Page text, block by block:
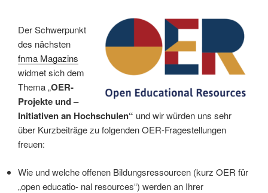
Der Schwerpunkt
des nächsten
fnma Magazins
widmet sich dem
Thema „OER-
Projekte und –
Initiativen an Hochschulen“ und wir würden uns sehr
über Kurzbeiträge zu folgenden OER-Fragestellungen
freuen:
Wie und welche offenen Bildungsressourcen (kurz OER für
„open educatio- nal resources“) werden an Ihrer